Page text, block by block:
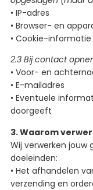
• IP-adres
• Browser- en
• Cookie-informatie
2.3 Bij contact
• Voor- en
• E-mailadres
• Eventuele
doorgeeft
3. Waarom
Wij verwerken jouw
doeleinden:
• Het afhandelen
verzending en